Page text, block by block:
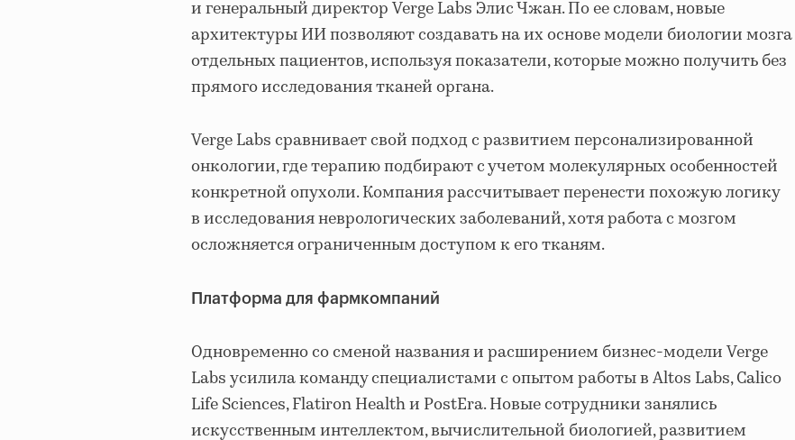
и генеральный директор Verge Labs Элис Чжан. По ее словам, новые
архитектуры ИИ позволяют создавать на их основе модели биологии мозга
отдельных пациентов, используя показатели, которые можно получить без
прямого исследования тканей органа.
Verge Labs сравнивает свой подход с развитием персонализированной
онкологии, где терапию подбирают с учетом молекулярных особенностей
конкретной опухоли. Компания рассчитывает перенести похожую логику
в исследования неврологических заболеваний, хотя работа с мозгом
осложняется ограниченным доступом к его тканям.
Платформа для фармкомпаний
Одновременно со сменой названия и расширением бизнес-модели Verge
Labs усилила команду специалистами с опытом работы в Altos Labs, Calico
Life Sciences, Flatiron Health и PostEra. Новые сотрудники занялись
искусственным интеллектом, вычислительной биологией, развитием